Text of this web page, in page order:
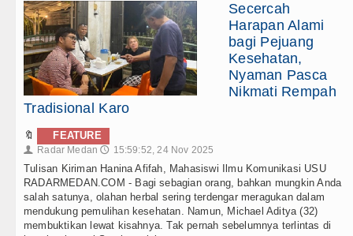
Secercah
Harapan Alami
bagi Pejuang
Kesehatan,
Nyaman Pasca
Nikmati Rempah
Tradisional Karo
🔖 FEATURE
👤 Radar Medan 🕔 15:59:52, 24 Nov 2025
Tulisan Kiriman Hanina Afifah, Mahasiswi Ilmu Komunikasi USU
RADARMEDAN.COM - Bagi sebagian orang, bahkan mungkin Anda
salah satunya, olahan herbal sering terdengar meragukan dalam
mendukung pemulihan kesehatan. Namun, Michael Aditya (32)
membuktikan lewat kisahnya. Tak pernah sebelumnya terlintas di